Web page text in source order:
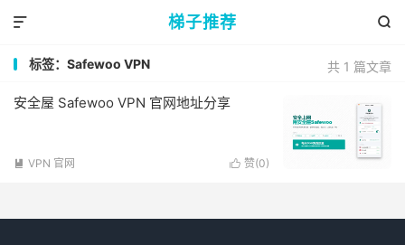
梯子推荐 

共 1 篇文章
标签：Safewoo VPN
安全屋 Safewoo VPN 官网地址分享
 赞(0)
 VPN 官网